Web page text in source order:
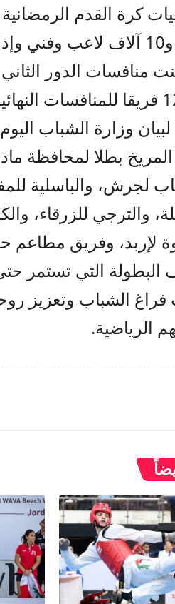
لبيان وزارة الشباب
بطلا لمحافظة
لجرش، والباسلية
والترجي للزرقاء،
لإربد، وفريق مطاعم
فراغ الشباب وتعزيز
الرياضية.